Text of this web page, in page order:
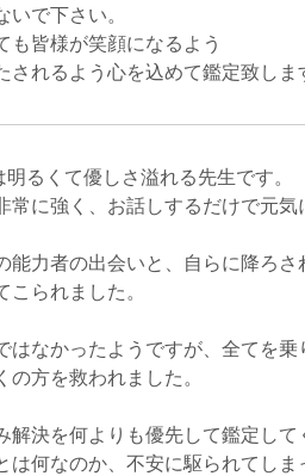
で下さい。
も皆様が笑顔になるよう
されるよう心を込めて鑑定致しま
るくて優しさ溢れる先生です。
常に強く、お話しするだけで元気
能力者の出会いと、自らに降ろさ
られました。
はなかったようですが、全てを
方を救われました。
解決を何よりも優先して鑑定して
は何なのか、不安に駆られてしま